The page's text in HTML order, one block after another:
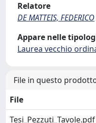
Relatore
DE MATTEIS, FEDERICO
Appare nelle
Laurea vecchio
File in questo
File
Tesi_Pezzuti_Tavole.pdf